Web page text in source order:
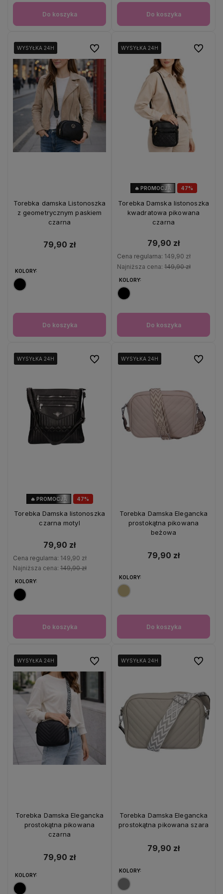
Do koszyka Do koszyka
WYSYŁKA 24H
WYSYŁKA 24H
WYSYŁKA 24H
Torebka damska Listonoszka
z geometrycznym paskiem
czarna
79,90 zł
KOLORY:
Do koszyka
Do ulubionych
47%
🔥 PROMOCJA
WYSYŁKA 24H
WYSYŁKA 24H
WYSYŁKA 24H
Torebka Damska listonoszka
kwadratowa pikowana
czarna
79,90 zł
Cena regularna: 149,90 zł
Najniższa cena: 149,90 zł
KOLORY:
Do koszyka
Do
47%
🔥 PROMOCJA
WYSYŁKA 24H
WYSYŁKA 24H
WYSYŁKA 24H
WYSYŁKA 24H
Torebka Damska listonoszka
czarna motyl
79,90 zł
Cena regularna: 149,90 zł
Najniższa cena: 149,90 zł
KOLORY:
Do koszyka
Do ulubionychWYSYŁKA 24H
WYSYŁKA 24H
WYSYŁKA 24H
WYSYŁKA 24H
Torebka Damska Elegancka
prostokątna pikowana
beżowa
79,90 zł
KOLORY:
Do koszyka
Do
WYSYŁKA 24H
WYSYŁKA 24H
WYSYŁKA 24H
Torebka Damska Elegancka
prostokątna pikowana
czarna
79,90 zł
KOLORY:
Do ulubionychWYSYŁKA 24H
WYSYŁKA 24H
WYSYŁKA 24H
Torebka Damska Elegancka
prostokątna pikowana szara
79,90 zł
KOLORY:
Do